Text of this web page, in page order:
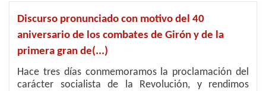
Discurso pronunciado con motivo del 40
aniversario de los combates de Girón y de la
primera gran de(...)
Hace tres días conmemoramos la proclamación del
carácter socialista de la Revolución, y rendimos